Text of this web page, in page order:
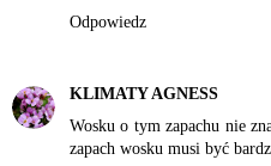
Odpowiedz
KLIMATY AGNESS
Wosku o tym zapachu nie
zapach wosku musi być